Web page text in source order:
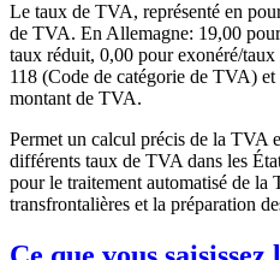
Le taux de TVA, représenté en
de TVA. En Allemagne: 19,00
taux réduit, 0,00 pour exonéré/
118 (Code de catégorie de TVA)
montant de TVA.
Permet un calcul précis de la TVA
différents taux de TVA dans les
pour le traitement automatisé de la
transfrontalières et la préparation